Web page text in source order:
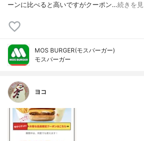
ーンに比べると高いですがクーポン…続きを
MOS BURGER(モスバーガー)
モスバーガー
ヨコ